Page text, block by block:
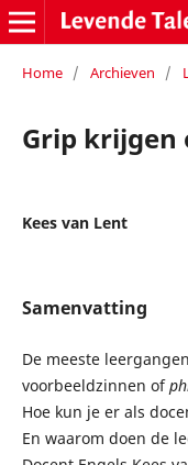
Home / Archieven /
Grip krijgen
Kees van Lent
Samenvatting
De meeste
voorbeeldzinnen of
Hoe kun je er als
En waarom doen de